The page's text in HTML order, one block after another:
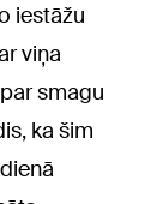
iestāžu
viņa
smagu
ka šim